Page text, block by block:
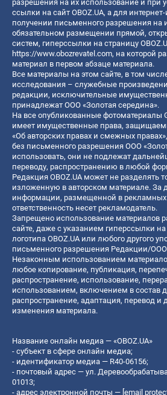
разрешения на их использование и при
ссылки на сайт OBOZ.UA, а для
получении письменного разрешения на
обязательном размещении прямой,
систем, гиперссылки на страницу
https://www.obozrevatel.com, на которой
материал в первом абзаце материала.
Все материалы на этом сайте, в том
исследования – служебные
редакции, исключительные
принадлежат ООО «Золотая середина».
На все опубликованные фотоматериалы
имеет имущественные права,
«Об авторских правах и смежных
без письменного разрешения ООО
использовать, они не подлежат
переводу, распространению в любой
Редакция OBOZ.UA может не разделять
изложенную в авторском материале. За
информации, размещенной в рекламных
ответственность несет рекламодатель.
Запрещено использование материалов
сайте, даже с указанием гиперссылки на
логотипа OBOZ.UA или любого другого
письменного разрешения Редакции/ООО
Незаконным использованием
любое копирование, публикация,
распространение, использование,
использованием, включением в состав
распространение, адаптация, перевод и
изменения материала.
Название онлайн медиа — «OBOZ.UA»
- субъект в сфере онлайн медиа;
- идентификатор медиа — R40-06156;
- почтовый адрес — ул.
01013;
- адрес электронной почты — [email